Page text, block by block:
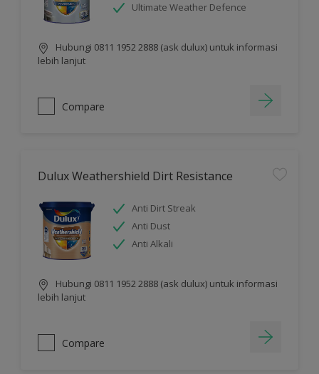
Ultimate Weather Defence
Hubungi 0811 1952 2888 (ask dulux) untuk informasi
lebih lanjut
Compare
Dulux Weathershield Dirt Resistance
Anti Dirt Streak
Anti Dust
Anti Alkali
Hubungi 0811 1952 2888 (ask dulux) untuk informasi
lebih lanjut
Compare